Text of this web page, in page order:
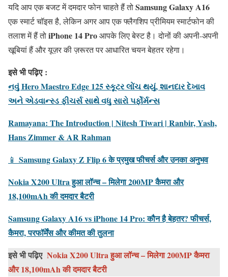
यदि आप एक बजट में दमदार फोन चाहते हैं तोSamsung Galaxy A16
एक स्मार्ट चॉइस है, लेकिन अगर आप एक फ्लैगशिप प्रीमियम स्मार्टफोन की
तलाश में हैं तोiPhone 14 Proआपके लिए बेस्ट है। दोनों की अपनी-अपनी
खूबियां हैं और यूज़र की ज़रूरत पर आधारित चयन बेहतर रहेगा।
इसे भी पढ़िए:
નવું Hero Maestro Edge 125 સ્કૂટર લોંચ થયું, શાનદાર દેખાવ
અને એડવાન્સ્ડ ફીચર્સ સાથે વધુ સારો પર્ફોર્મન્સ
Ramayana: The Introduction | Nitesh Tiwari | Ranbir, Yash,
Hans Zimmer & AR Rahman
📱 Samsung Galaxy Z Flip 6 के प्रमुख फीचर्स और उनका अनुभव
Nokia X200 Ultra हुआ लॉन्च – मिलेगा 200MP कैमरा और
18,100mAh की दमदार बैटरी
Samsung Galaxy A16 vs iPhone 14 Pro: कौन है बेहतर? फीचर्स,
कैमरा, परफॉर्मेंस और कीमत की तुलना
इसे भी पढ़िए Nokia X200 Ultra हुआ लॉन्च – मिलेगा 200MP कैमरा
और 18,100mAh की दमदार बैटरी